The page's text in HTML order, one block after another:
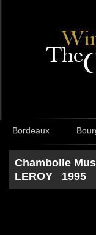
Bordeaux
Chambolle
LEROY 1995